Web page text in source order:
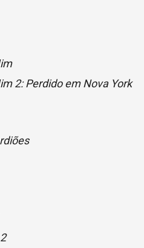
2: Perdido em Nova York